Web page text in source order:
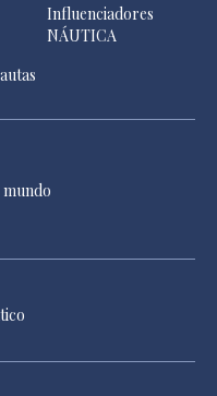
Influenciadores
NÁUTICA
mundo